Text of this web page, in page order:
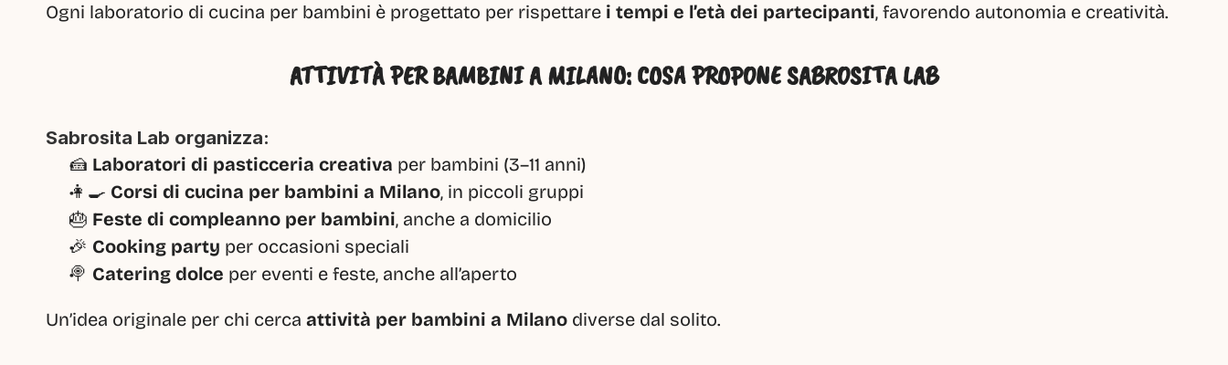
Ogni laboratorio di cucina per bambini è progettato per rispettare i tempi e l’età dei partecipanti, favorendo autonomia e creatività.
ATTIVITÀ PER BAMBINI A MILANO: COSA PROPONE SABROSITA LAB
Sabrosita Lab organizza:
🍰 Laboratori di pasticceria creativa per bambini (3–11 anni)
👩‍🍳 Corsi di cucina per bambini a Milano, in piccoli gruppi
🎂 Feste di compleanno per bambini, anche a domicilio
🎉 Cooking party per occasioni speciali
🍭 Catering dolce per eventi e feste, anche all’aperto
Un’idea originale per chi cerca attività per bambini a Milano diverse dal solito.